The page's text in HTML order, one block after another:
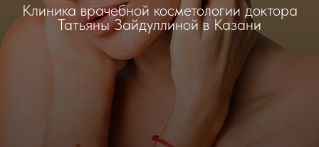
Клиника врачебной косметологии доктора
Татьяны Зайдуллиной в Казани